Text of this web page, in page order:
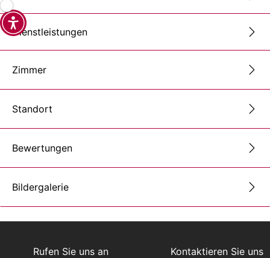
Dienstleistungen
Zimmer
Standort
Bewertungen
Bildergalerie
Rufen Sie uns an Kontaktieren Sie uns